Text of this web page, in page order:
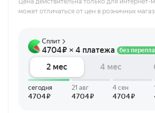
может отличаться от цен в розничных